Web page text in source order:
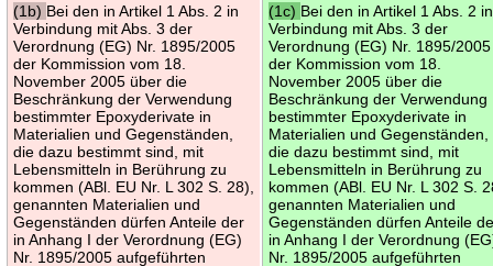
(1b) Bei den in Artikel 1 Abs. 2 in
Verbindung mit Abs. 3 der
Verordnung (EG) Nr. 1895/2005
der Kommission vom 18.
November 2005 über die
Beschränkung der Verwendung
bestimmter Epoxyderivate in
Materialien und Gegenständen,
die dazu bestimmt sind, mit
Lebensmitteln in Berührung zu
kommen (ABl. EU Nr. L 302 S. 28),
genannten Materialien und
Gegenständen dürfen Anteile der
in Anhang I der Verordnung (EG)
Nr. 1895/2005 aufgeführten
(1c) Bei den in Artikel 1 Abs. 2 in
Verbindung mit Abs. 3 der
Verordnung (EG) Nr. 1895/2005
der Kommission vom 18.
November 2005 über die
Beschränkung der Verwendung
bestimmter Epoxyderivate in
Materialien und Gegenständen,
die dazu bestimmt sind, mit
Lebensmitteln in Berührung zu
kommen (ABl. EU Nr. L 302 S.
genannten Materialien und
Gegenständen dürfen Anteile
in Anhang I der Verordnung
Nr. 1895/2005 aufgeführten